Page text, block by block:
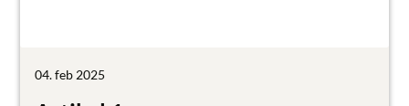
04. feb 2025